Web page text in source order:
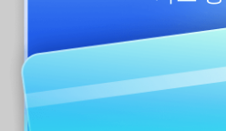
이 기능을 사용하면 특정
또는 이미지 PDF를 추출
페이지를 선택하기만 하면
클릭하세요. 또는 페이지를
"
" 버튼을 바로 클릭